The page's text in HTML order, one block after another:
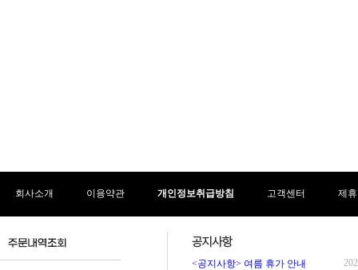
회사소개 이용약관 개인정보취급방침 고객센터 제
<공지사항> 여름 휴가 안내